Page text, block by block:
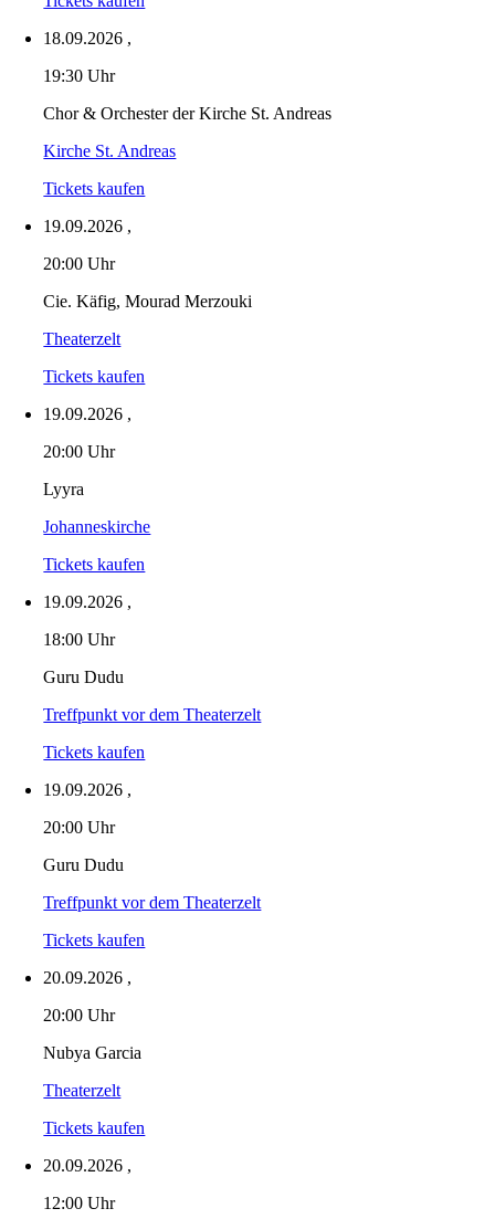
18.09.2026 ,
19:30 Uhr
Chor & Orchester der Kirche St. Andreas
Kirche St. Andreas
Tickets kaufen
19.09.2026 ,
20:00 Uhr
Cie. Käfig, Mourad Merzouki
Theaterzelt
Tickets kaufen
19.09.2026 ,
20:00 Uhr
Lyyra
Johanneskirche
Tickets kaufen
19.09.2026 ,
18:00 Uhr
Guru Dudu
Treffpunkt vor dem Theaterzelt
Tickets kaufen
19.09.2026 ,
20:00 Uhr
Guru Dudu
Treffpunkt vor dem Theaterzelt
Tickets kaufen
20.09.2026 ,
20:00 Uhr
Nubya Garcia
Theaterzelt
Tickets kaufen
20.09.2026 ,
12:00 Uhr